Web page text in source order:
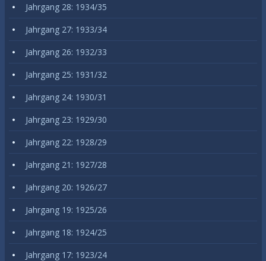
Jahrgang 28: 1934/35
Jahrgang 27: 1933/34
Jahrgang 26: 1932/33
Jahrgang 25: 1931/32
Jahrgang 24: 1930/31
Jahrgang 23: 1929/30
Jahrgang 22: 1928/29
Jahrgang 21: 1927/28
Jahrgang 20: 1926/27
Jahrgang 19: 1925/26
Jahrgang 18: 1924/25
Jahrgang 17: 1923/24